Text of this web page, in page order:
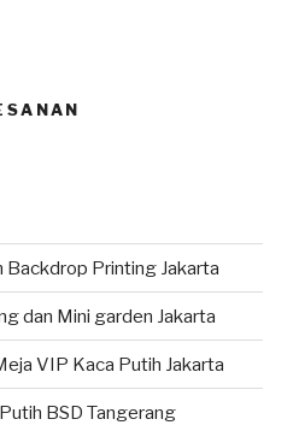
Backdrop Printing Jakarta
dan Mini garden Jakarta
VIP Kaca Putih Jakarta
BSD Tangerang